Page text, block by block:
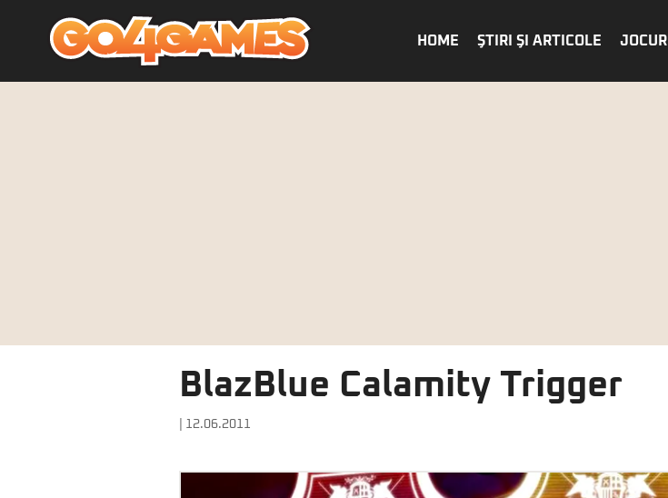
HOME ŞTIRI ŞI ARTICOLE JOCURI
BlazBlue Calamity Trigger
| 12.06.2011